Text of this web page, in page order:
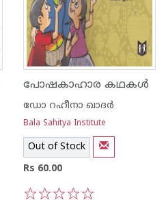
പോഷകാഹാര കഥകള്‍
ഡോ റഹീനാ ഖാദര്‍
Bala Sahitya Institute
Out of Stock
Rs 60.00